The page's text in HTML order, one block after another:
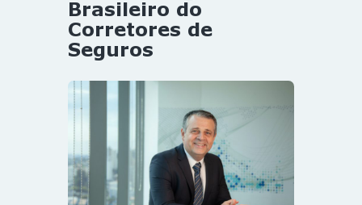
ESPECIAIS
GAIVOTA DE
OURO
ST SUMMIT
MULHERES
GESTORAS
HOMEST
HOME
Brasileiro do
Corretores de
Seguros